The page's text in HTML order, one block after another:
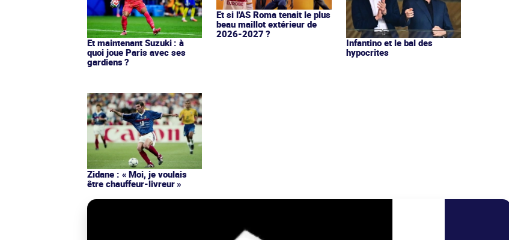
Et maintenant Suzuki : à
quoi joue Paris avec ses
gardiens ?
Et si l'AS Roma tenait le plus
beau maillot extérieur de
2026-2027 ?
Infantino et le bal des
hypocrites
Zidane : « Moi, je voulais
être chauffeur-livreur »